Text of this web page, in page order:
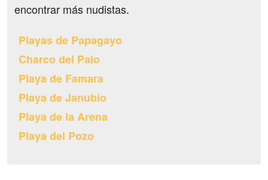
encontrar más nudistas.
Playas de Papagayo
Charco del Palo
Playa de Famara
Playa de Janubio
Playa de la Arena
Playa del Pozo